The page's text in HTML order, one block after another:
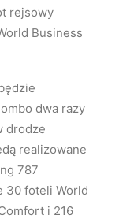
rejsowy
Business
dwa razy
drodze
realizowane
787
30 foteli World
i 216